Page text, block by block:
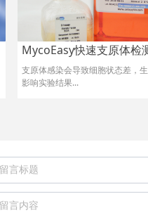
MycoEasy快速支原体检
支原体感染会导致细胞状态差，
影响实验结果...